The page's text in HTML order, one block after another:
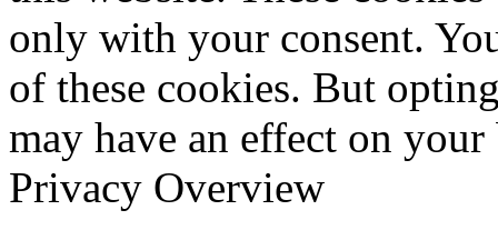
only with your consent.
of these cookies. But
may have an effect on
Privacy Overview